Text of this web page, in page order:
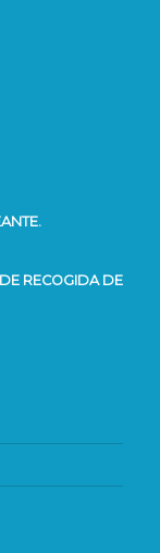
RECOGIDA DE